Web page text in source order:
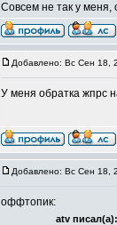
Совсем не так у
Добавлено: Вс Сен 18,
У меня обратка жпрс
Добавлено: Вс Сен 18,
оффтопик:
atv писал(а):